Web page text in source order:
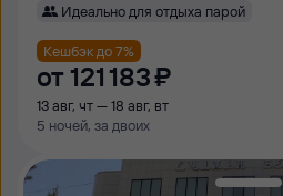
Идеально для отдыха парой
Кешбэк до 7%
от 121 ⁠183 ⁠₽
13 авг, чт — 18 авг, вт
5 ночей, за двоих